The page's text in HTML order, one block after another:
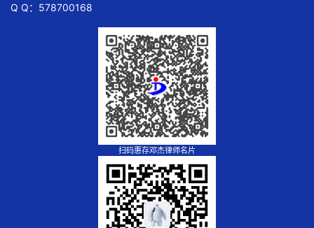
Q Q：578700168
扫码惠存邓杰律师名片